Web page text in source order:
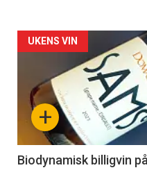
Forsiden
akkurat
nå
4
+
UKENS VIN
Biodynamisk billigvin